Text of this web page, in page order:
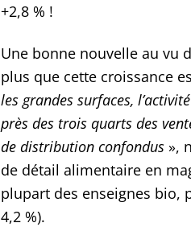
+2,8 % !
Une bonne nouvelle au vu
plus que cette croissance
les grandes surfaces,
près des trois quarts des
de distribution confondus»,
de détail alimentaire en
plupart des enseignes bio,
4,2 %).